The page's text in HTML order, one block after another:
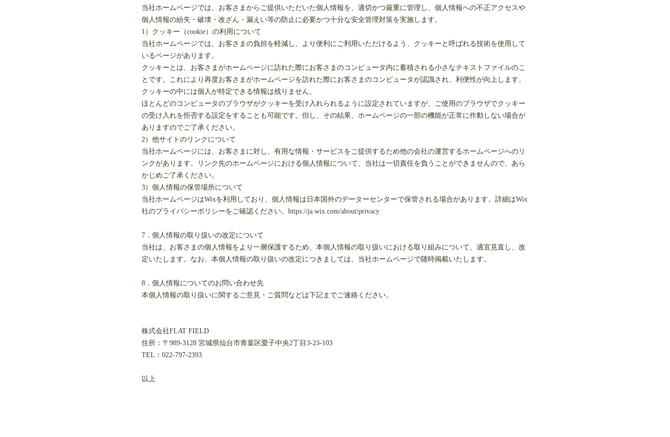
当社ホームページでは、お客さまからご提供いただいた個人情報を、適切かつ厳重に管理し、個人情報への不正アクセスや
個人情報の紛失・破壊・改ざん・漏えい等の防止に必要かつ十分な安全管理対策を実施します。
1）クッキー（cookie）の利用について
当社ホームページでは、お客さまの負担を軽減し、より便利にご利用いただけるよう、クッキーと呼ばれる技術を使用して
いるページがあります。
クッキーとは、お客さまがホームページに訪れた際にお客さまのコンピュータ内に蓄積される小さなテキストファイルのこ
とです。これにより再度お客さまがホームページを訪れた際にお客さまのコンピュータが認識され、利便性が向上します。
クッキーの中には個人が特定できる情報は残りません。
ほとんどのコンピュータのブラウザがクッキーを受け入れられるように設定されていますが、ご使用のブラウザでクッキー
の受け入れを拒否する設定をすることも可能です。但し、その結果、ホームページの一部の機能が正常に作動しない場合が
ありますのでご了承ください。
2）他サイトのリンクについて
当社ホームページには、お客さまに対し、有用な情報・サービスをご提供するため他の会社の運営するホームページへのリ
ンクがあります。リンク先のホームページにおける個人情報について、当社は一切責任を負うことができませんので、あら
かじめご了承ください。
3）個人情報の保管場所について
当社ホームページはWixを利用しており、個人情報は日本国外のデーターセンターで保管される場合があります。詳細はWix
社のプライバシーポリシーをご確認ください。https://ja.wix.com/about/privacy
7．個人情報の取り扱いの改定について
当社は、お客さまの個人情報をより一層保護するため、本個人情報の取り扱いにおける取り組みについて、適宜見直し、改
定いたします。なお、本個人情報の取り扱いの改定につきましては、当社ホームページで随時掲載いたします。
8．個人情報についてのお問い合わせ先
本個人情報の取り扱いに関するご意見・ご質問などは下記までご連絡ください。
株式会社FLAT FIELD
住所：〒989-3128 宮城県仙台市青葉区愛子中央2丁目3-23-103
TEL：022-797-2393
以上